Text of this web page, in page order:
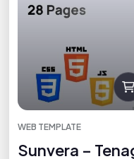
WEB TEMPLATE
Sunvera –